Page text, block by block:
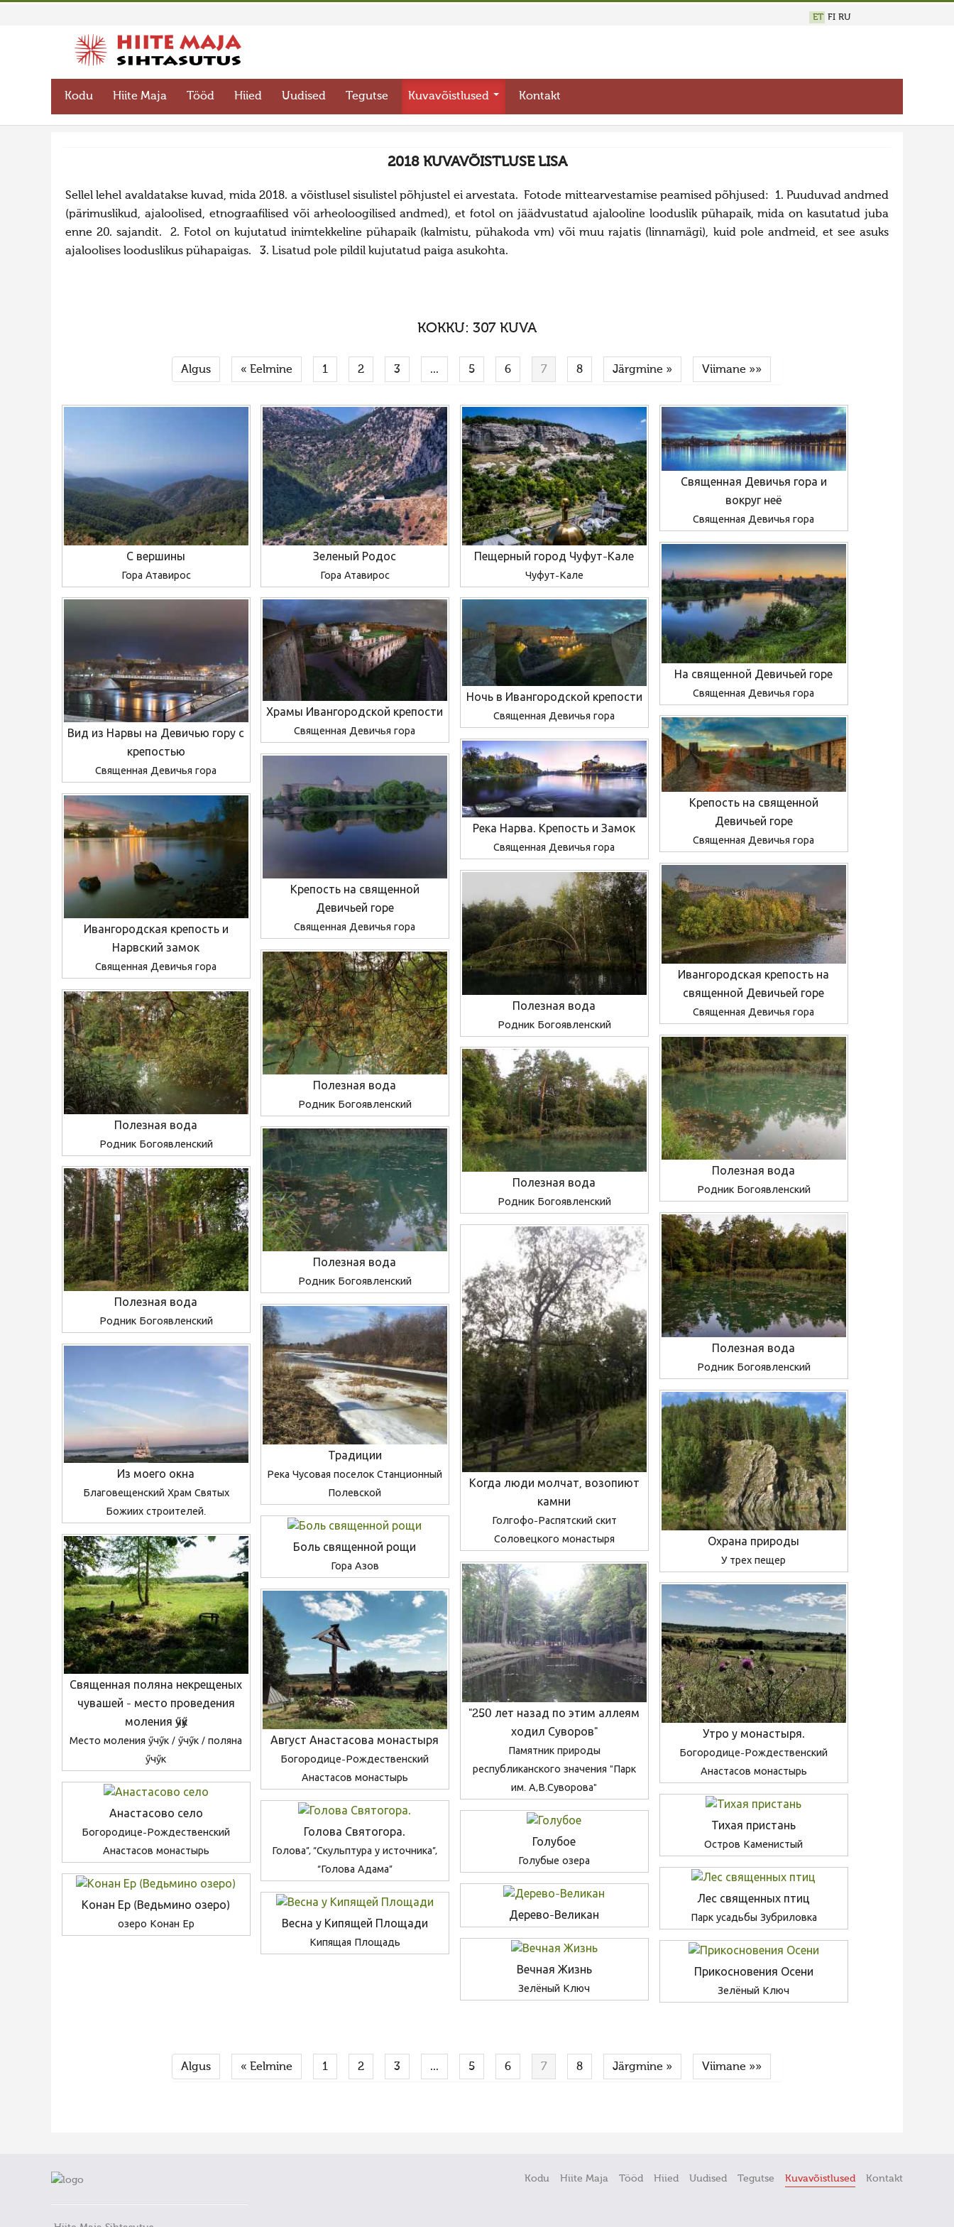
ET FI RU
Kodu Hiite Maja Tööd Hiied Uudised Tegutse Kuvavõistlused Kontakt
2018 KUVAVÕISTLUSE LISA
Sellel lehel avaldatakse kuvad, mida 2018. a võistlusel sisulistel põhjustel ei arvestata. Fotode mittearvestamise peamised põhjused: 1. Puuduvad andmed
(pärimuslikud, ajaloolised, etnograafilised või arheoloogilised andmed), et fotol on jäädvustatud ajalooline looduslik pühapaik, mida on kasutatud juba
enne 20. sajandit. 2. Fotol on kujutatud inimtekkeline pühapaik (kalmistu, pühakoda vm) või muu rajatis (linnamägi), kuid pole andmeid, et see asuks
ajaloolises looduslikus pühapaigas. 3. Lisatud pole pildil kujutatud paiga asukohta.
KOKKU: 307 KUVA
Algus « Eelmine 1 2 3 ... 5 6 7 8 Järgmine » Viimane »»
С вершины
Гора Атавирос
Зеленый Родос
Гора Атавирос
Пещерный город Чуфут-Кале
Чуфут-Кале
Священная Девичья гора и
вокруг неё
Священная Девичья гора
На священной Девичьей горе
Священная Девичья гора
Вид из Нарвы на Девичью гору с
крепостью
Священная Девичья гора
Храмы Ивангородской крепости
Священная Девичья гора
Ночь в Ивангородской крепости
Священная Девичья гора
Крепость на священной
Девичьей горе
Священная Девичья гора
Река Нарва. Крепость и Замок
Священная Девичья гора
Крепость на священной
Девичьей горе
Священная Девичья гора
Ивангородская крепость и
Нарвский замок
Священная Девичья гора
Ивангородская крепость на
священной Девичьей горе
Священная Девичья гора
Полезная вода
Родник Богоявленский
Полезная вода
Родник Богоявленский
Полезная вода
Родник Богоявленский
Полезная вода
Родник Богоявленский
Полезная вода
Родник Богоявленский
Полезная вода
Родник Богоявленский
Полезная вода
Родник Богоявленский
Полезная вода
Родник Богоявленский
Когда люди молчат, возопиют
камни
Голгофо-Распятский скит
Соловецкого монастыря
Традиции
Река Чусовая поселок Станционный
Полевской
Из моего окна
Благовещенский Храм Святых
Божиих строителей.
Охрана природы
У трех пещер
Боль священной рощи
Гора Азов
Священная поляна некрещеных
чувашей - место проведения
моления ӳчӳк
Место моления ӳчӳк / ӳчӳк / поляна
ӳчӳк
"250 лет назад по этим аллеям
ходил Суворов"
Памятник природы
республиканского значения "Парк
им. А,В.Суворова"
Утро у монастыря.
Богородице-Рождественский
Анастасов монастырь
Август Анастасова монастыря
Богородице-Рождественский
Анастасов монастырь
Анастасово село
Богородице-Рождественский
Анастасов монастырь
Тихая пристань
Остров Каменистый
Голова Святогора.
Голова”, “Скульптура у источника”,
“Голова Адама”
Голубое
Голубые озера
Лес священных птиц
Парк усадьбы Зубриловка
Конан Ер (Ведьмино озеро)
озеро Конан Ер
Дерево-Великан
Весна у Кипящей Площади
Кипящая Площадь
Вечная Жизнь
Зелёный Ключ
Прикосновения Осени
Зелёный Ключ
Algus « Eelmine 1 2 3 ... 5 6 7 8 Järgmine » Viimane »»
Kodu Hiite Maja Tööd Hiied Uudised Tegutse Kuvavõistlused Kontakt